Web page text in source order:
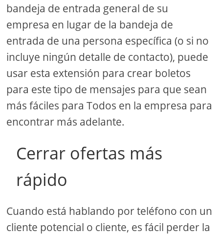
bandeja de entrada general de su
empresa en lugar de la bandeja de
entrada de una persona específica (o si no
incluye ningún detalle de contacto), puede
usar esta extensión para crear boletos
para este tipo de mensajes para que sean
más fáciles para Todos en la empresa para
encontrar más adelante.
Cerrar ofertas más
rápido
Cuando está hablando por teléfono con un
cliente potencial o cliente, es fácil perder la